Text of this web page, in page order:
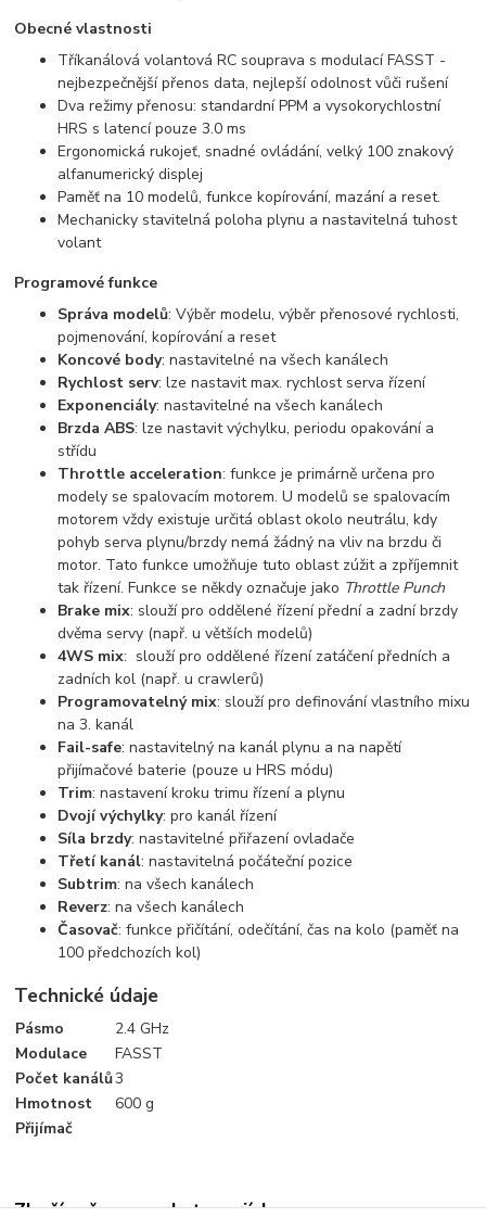
Obecné vlastnosti
Tříkanálová volantová RC souprava s modulací FASST -
nejbezpečnější přenos data, nejlepší odolnost vůči rušení
Dva režimy přenosu: standardní PPM a vysokorychlostní
HRS s latencí pouze 3.0 ms
Ergonomická rukojeť, snadné ovládání, velký 100 znakový
alfanumerický displej
Paměť na 10 modelů, funkce kopírování, mazání a reset.
Mechanicky stavitelná poloha plynu a nastavitelná tuhost
volant
Programové funkce
Správa modelů: Výběr modelu, výběr přenosové rychlosti,
pojmenování, kopírování a reset
Koncové body: nastavitelné na všech kanálech
Rychlost serv: lze nastavit max. rychlost serva řízení
Exponenciály: nastavitelné na všech kanálech
Brzda ABS: lze nastavit výchylku, periodu opakování a
střídu
Throttle acceleration: funkce je primárně určena pro
modely se spalovacím motorem. U modelů se spalovacím
motorem vždy existuje určitá oblast okolo neutrálu, kdy
pohyb serva plynu/brzdy nemá žádný na vliv na brzdu či
motor. Tato funkce umožňuje tuto oblast zúžit a zpříjemnit
tak řízení. Funkce se někdy označuje jako Throttle Punch
Brake mix: slouží pro oddělené řízení přední a zadní brzdy
dvěma servy (např. u větších modelů)
4WS mix: slouží pro oddělené řízení zatáčení předních a
zadních kol (např. u crawlerů)
Programovatelný mix: slouží pro definování vlastního mixu
na 3. kanál
Fail-safe: nastavitelný na kanál plynu a na napětí
přijímačové baterie (pouze u HRS módu)
Trim: nastavení kroku trimu řízení a plynu
Dvojí výchylky: pro kanál řízení
Síla brzdy: nastavitelné přiřazení ovladače
Třetí kanál: nastavitelná počáteční pozice
Subtrim: na všech kanálech
Reverz: na všech kanálech
Časovač: funkce přičítání, odečítání, čas na kolo (paměť na
100 předchozích kol)
Technické údaje
Pásmo
2.4 GHz
Modulace
FASST
Počet kanálů3
Hmotnost
600 g
Přijímač
Zboží zařazeno v kategoriích